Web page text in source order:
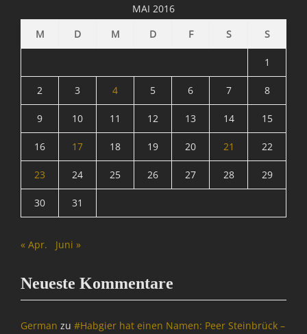
MAI 2016
M
D M D F S S
1
2 3 4 5 6 7 8
9 10 11 12 13 14 15
16 17 18 19 20 21 22
23 24 25 26 27 28 29
30 31
« Apr. Juni »
Neueste Kommentare
German zu #Habgier hat einen Namen: Peer Steinbrück –